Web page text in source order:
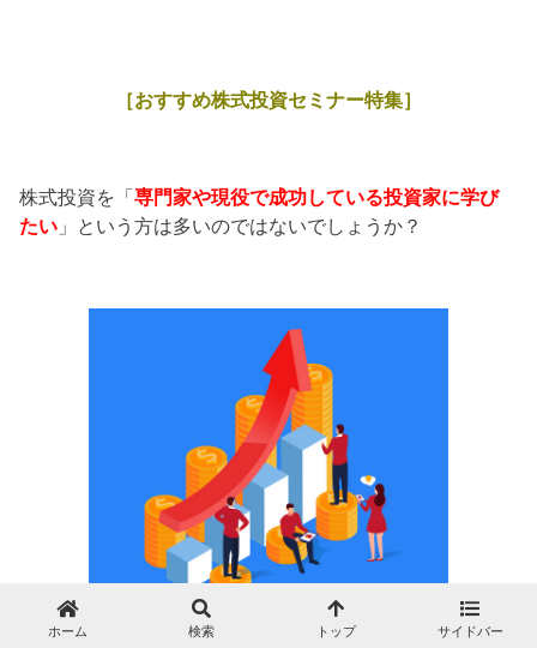
［おすすめ株式投資セミナー特集］
株式投資を「専門家や現役で成功している投資家に学び
たい 」という方は多いのではないでしょうか？
ホーム 検索 トップ サイドバー